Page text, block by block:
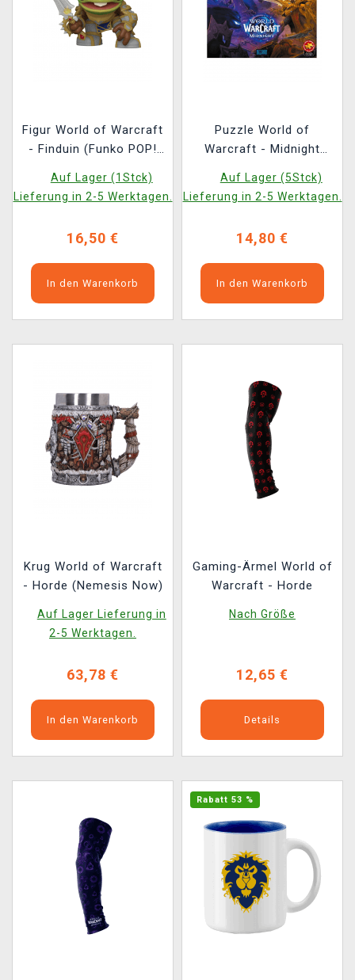
Figur World of Warcraft
- Finduin (Funko POP!
Auf Lager (1Stck)
Lieferung in 2-5 Werktagen.
16,50 €
In den Warenkorb
Puzzle World of
Warcraft - Midnight
Loot)
Auf Lager (5Stck)
Lieferung in 2-5 Werktagen.
14,80 €
In den Warenkorb
Krug World of Warcraft
- Horde (Nemesis Now)
Auf Lager Lieferung in
2-5 Werktagen.
63,78 €
In den Warenkorb
Gaming-Ärmel World of
Warcraft - Horde
Nach Größe
12,65 €
Details
Rabatt 53 %